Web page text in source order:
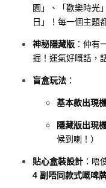
園」、「歡樂時光
日」！每一個主題
神秘隱藏版 ：仲有
掘！運氣好嘅話，
盲盒玩法 ：
基本款出現
隱藏版出現
候到喇！）
貼心盒裝設計 ：唔
4 副唔同款式嘅啤